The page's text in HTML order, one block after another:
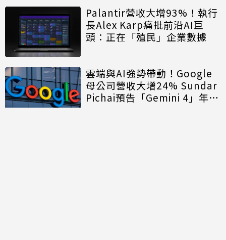
Palantir營收大增93%！執行
長Alex Karp痛批前沿AI巨
頭：正在「殖民」企業數據
雲端與AI強勢帶動！Google
母公司營收大增24% Sundar
Pichai預告「Gemini 4」年底